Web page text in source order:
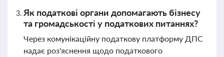
Як податкові органи допомагають бізнесу
та громадськості у податкових питаннях?
Через комунікаційну податкову платформу ДПС
надає роз'яснення щодо податкового